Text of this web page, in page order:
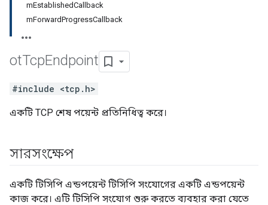
mEstablishedCallback
mForwardProgressCallback
otTcpEndpoint
#include <tcp.h>
একটি TCP শেষ পয়েন্ট প্রতিনিধিত্ব করে।
সারসংক্ষেপ
একটি টিসিপি এন্ডপয়েন্ট টিসিপি সংযোগের একটি এন্ডপয়েন্ট
কাজ করে। এটি টিসিপি সংযোগ শুরু করতে ব্যবহার করা যেতে